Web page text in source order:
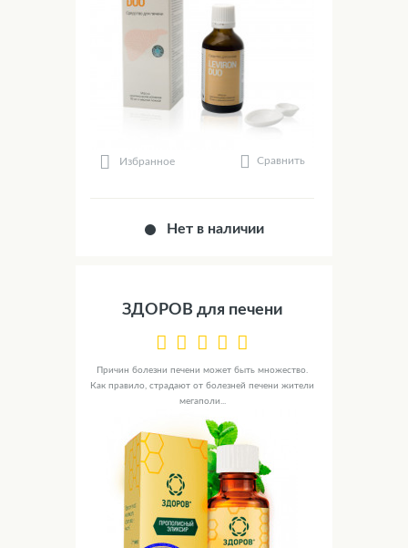
Избранное Сравнить
Нет в наличии
ЗДОРОВ для печени
Причин болезни печени может быть множество.
Как правило, страдают от болезней печени жители
мегаполи...